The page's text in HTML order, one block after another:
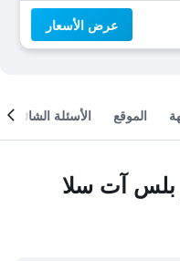
عرض الأسعار
الموقع الأسئلة الشائعة
آت سلا